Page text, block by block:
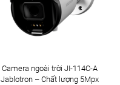
Camera ngoài trời JI-114C-A
Jablotron – Chất lượng 5Mpx